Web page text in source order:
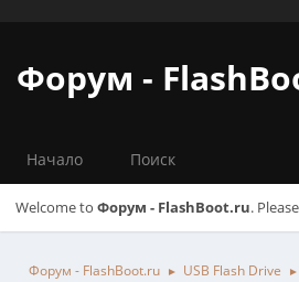
Форум -
Начало Поиск
Welcome to Форум - FlashBoot.ru. Please
Форум - FlashBoot.ru ► USB Flash Drive ►